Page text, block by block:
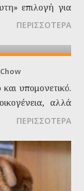
επιλογή για
ΠΕΡΙΣΣΟΤΕΡΑ
υπομονετικό.
αλλά
δένεται
ΠΕΡΙΣΣΟΤΕΡΑ